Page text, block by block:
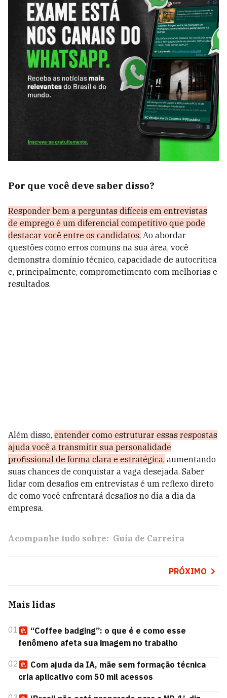
Por que você deve saber disso?
Responder bem a perguntas difíceis em entrevistas
de emprego é um diferencial competitivo que pode
destacar você entre os candidatos. Ao abordar
questões como erros comuns na sua área, você
demonstra domínio técnico, capacidade de autocrítica
e, principalmente, comprometimento com melhorias e
resultados.
Além disso, entender como estruturar essas respostas
ajuda você a transmitir sua personalidade
profissional de forma clara e estratégica, aumentando
suas chances de conquistar a vaga desejada. Saber
lidar com desafios em entrevistas é um reflexo direto
de como você enfrentará desafios no dia a dia da
empresa.
Acompanhe tudo sobre: Guia de Carreira
PRÓXIMO
Mais lidas
01
“Coffee badging”: o que é e como esse
fenômeno afeta sua imagem no trabalho
02
Com ajuda da IA, mãe sem formação técnica
cria aplicativo com 50 mil acessos